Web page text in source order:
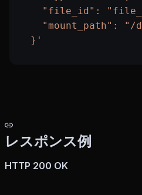
"file_id":
"mount_path": "/
  }'
レスポンス例
HTTP 200 OK